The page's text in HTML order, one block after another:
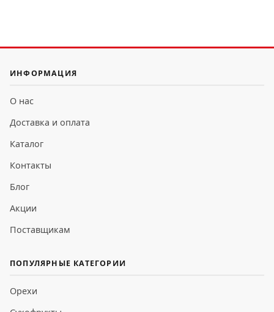
ИНФОРМАЦИЯ
О нас
Доставка и оплата
Каталог
Контакты
Блог
Акции
Поставщикам
ПОПУЛЯРНЫЕ КАТЕГОРИИ
Орехи